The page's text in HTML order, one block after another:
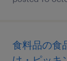
食料品の食